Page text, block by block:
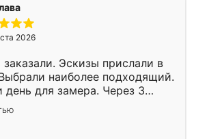
2026
заказали. Эскизы прислали в
наиболее подходящий.
день для замера. Через 3
была уже готова. Остались
Спасибо Ренессанс
работу!